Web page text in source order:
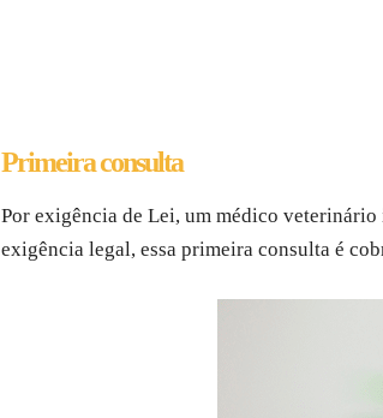
Primeira consulta
Por exigência de Lei, um médico veterinário
exigência legal, essa primeira consulta é